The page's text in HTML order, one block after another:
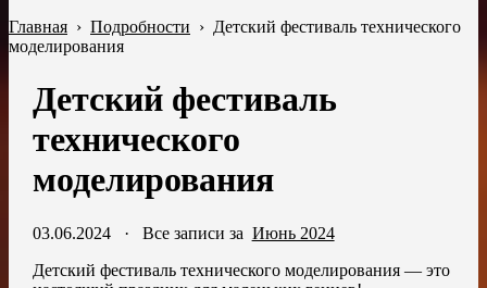
Главная › Подробности › Детский фестиваль технического
моделирования
Детский фестиваль
технического
моделирования
03.06.2024· Все записи за Июнь 2024
Детский фестиваль технического моделирования — это